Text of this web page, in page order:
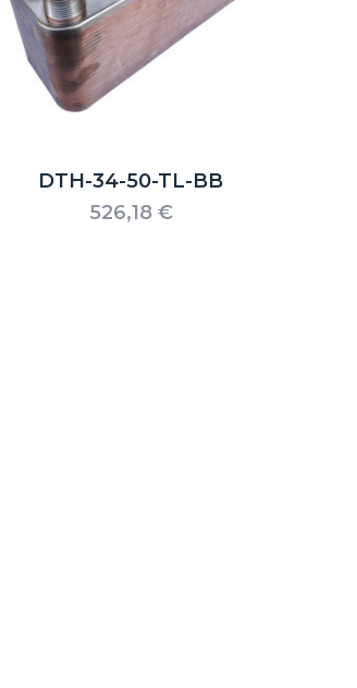
Go to shop
DTH-34-50-TL-BB
526,18 €